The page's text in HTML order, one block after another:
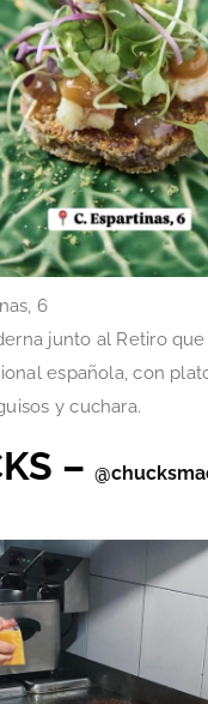
6
junto al Retiro
española, con
y cuchara.
–